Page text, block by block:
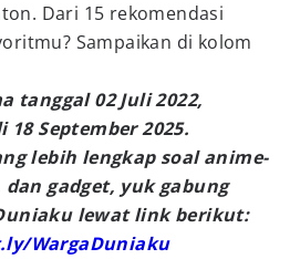
Dari 15 rekomendasi
Sampaikan di kolom
tanggal 02 Juli 2022,
September 2025.
lebih lengkap soal anime-
gadget, yuk gabung
lewat link berikut:
WargaDuniaku